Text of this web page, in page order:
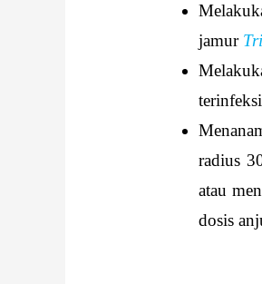
jamur
radius
atau
dosis